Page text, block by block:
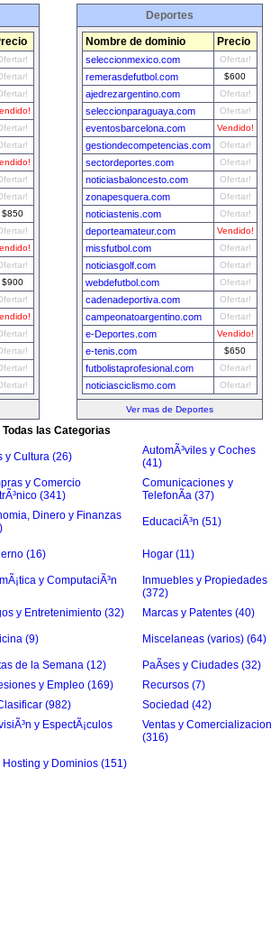
$850
$900
Deportes
Nombre de dominio Precio
seleccionmexico.com Ofertar!
remerasdefutbol.com $600
ajedrezargentino.com Ofertar!
seleccionparaguaya.com Ofertar!
eventosbarcelona.com Vendido!
gestiondecompetencias.com Ofertar!
sectordeportes.com Ofertar!
noticiasbaloncesto.com Ofertar!
zonapesquera.com Ofertar!
noticiastenis.com Ofertar!
deporteamateur.com Vendido!
missfutbol.com Ofertar!
noticiasgolf.com Ofertar!
webdefutbol.com Ofertar!
cadenadeportiva.com Ofertar!
campeonatoargentino.com Ofertar!
e-Deportes.com Vendido!
e-tenis.com $650
futbolistaprofesional.com Ofertar!
noticiasciclismo.com Ofertar!
Ver mas de Deportes
Todas las Categorias
y Cultura (26)
AutomÃ³viles y Coches
(41)
y Comercio
(341)
Comunicaciones y
TelefonÃ­a (37)
Dinero y Finanzas
EducaciÃ³n (51)
(16) Hogar (11)
y ComputaciÃ³n
Inmuebles y Propiedades
(372)
y Entretenimiento (32)
Marcas y Patentes (40)
(9) Miscelaneas (varios) (64)
de la Semana (12)
PaÃ­ses y Ciudades (32)
y Empleo (169)
Recursos (7)
(982) Sociedad (42)
y EspectÃ¡culos
Ventas y Comercializacion
(316)
Hosting y Dominios (151)